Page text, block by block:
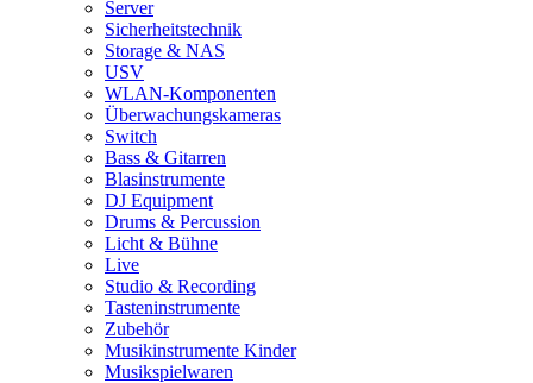
Server
Sicherheitstechnik
Storage & NAS
USV
WLAN-Komponenten
Überwachungskameras
Switch
Bass & Gitarren
Blasinstrumente
DJ Equipment
Drums & Percussion
Licht & Bühne
Live
Studio & Recording
Tasteninstrumente
Zubehör
Musikinstrumente Kinder
Musikspielwaren